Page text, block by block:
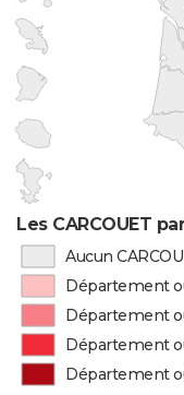
Les CARCOUET
Aucun
Département
Département
Département
Département